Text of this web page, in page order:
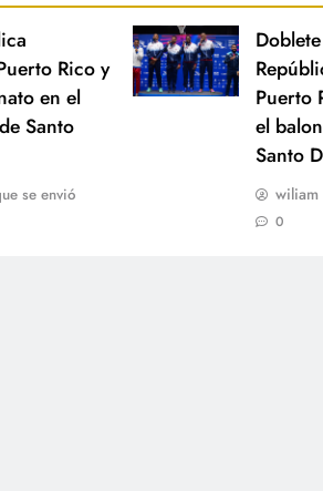
Rico y
en el
Santo
se envió
Puerto
el
Santo
wiliam
0